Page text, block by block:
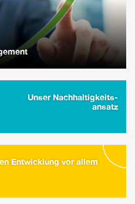
Unser Nachhaltigkeits-
ansatz
Entwicklung vor allem